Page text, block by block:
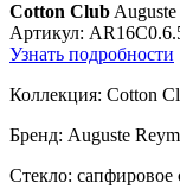
Cotton Club
Артикул:
Узнать подробности
Коллекция: Cotton
Бренд: Auguste
Стекло: